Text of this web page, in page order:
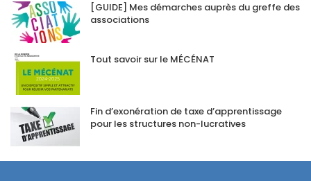
[GUIDE] Mes démarches auprès du greffe des
associations
Tout savoir sur le MÉCÉNAT
Fin d’exonération de taxe d’apprentissage
pour les structures non-lucratives